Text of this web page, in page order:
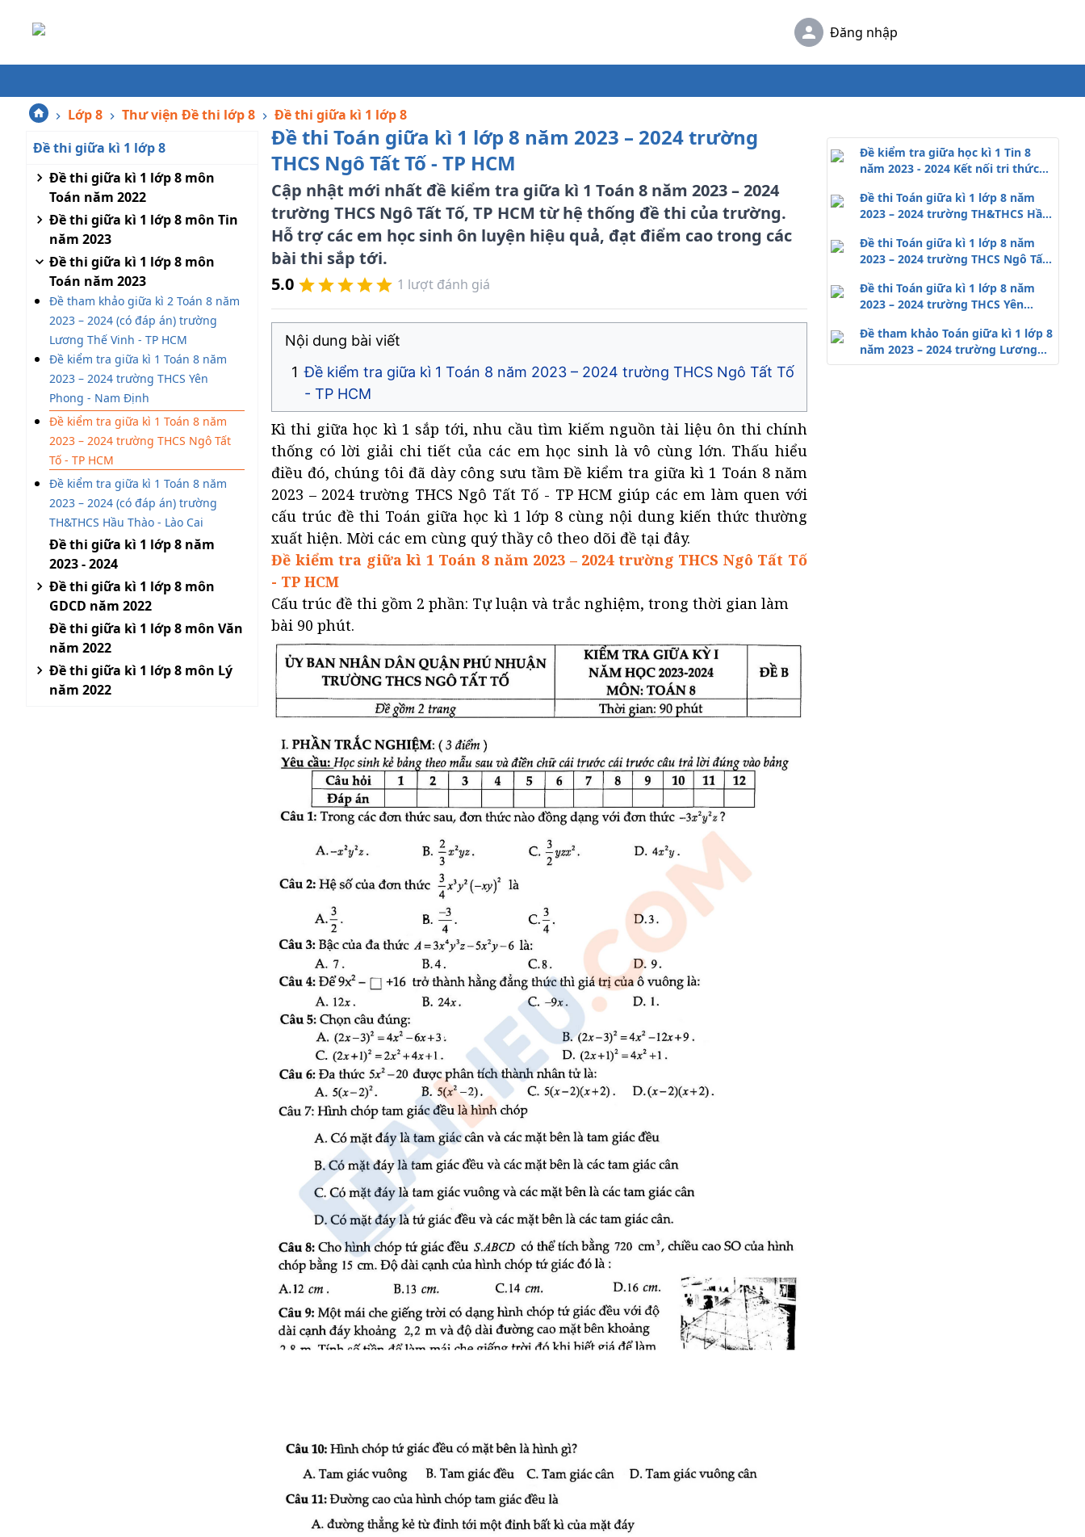
Đăng nhập
Lớp 8 Thư viện Đề thi lớp 8
Đề thi giữa kì 1 lớp 8
Đề thi giữa kì 1 lớp 8
Đề thi giữa kì 1 lớp 8 môn
Toán năm 2022
Đề thi giữa kì 1 lớp 8 môn Tin
năm 2023
Đề thi giữa kì 1 lớp 8 môn
Toán năm 2023
Đề tham khảo giữa kì 2 Toán 8 năm
2023 – 2024 (có đáp án) trường
Lương Thế Vinh - TP HCM
Đề kiểm tra giữa kì 1 Toán 8 năm
2023 – 2024 trường THCS Yên
Phong - Nam Định
Đề kiểm tra giữa kì 1 Toán 8 năm
2023 – 2024 trường THCS Ngô Tất
Tố - TP HCM
Đề kiểm tra giữa kì 1 Toán 8 năm
2023 – 2024 (có đáp án) trường
TH&THCS Hầu Thào - Lào Cai
Đề thi giữa kì 1 lớp 8 năm
2023 - 2024
Đề thi giữa kì 1 lớp 8 môn
GDCD năm 2022
Đề thi giữa kì 1 lớp 8 môn Văn
năm 2022
Đề thi giữa kì 1 lớp 8 môn Lý
năm 2022
Đề thi Toán giữa kì 1 lớp 8 năm 2023 – 2024 trường
THCS Ngô Tất Tố - TP HCM
Cập nhật mới nhất đề kiểm tra giữa kì 1 Toán 8 năm 2023 – 2024
trường THCS Ngô Tất Tố, TP HCM từ hệ thống đề thi của trường.
Hỗ trợ các em học sinh ôn luyện hiệu quả, đạt điểm cao trong các
bài thi sắp tới.
5.0
1 lượt đánh giá
Nội dung bài viết
Đề kiểm tra giữa kì 1 Toán 8 năm 2023 – 2024 trường THCS Ngô Tất Tố
- TP HCM
Kì thi giữa học kì 1 sắp tới, nhu cầu tìm kiếm nguồn tài liệu ôn thi chính
thống có lời giải chi tiết của các em học sinh là vô cùng lớn. Thấu hiểu
điều đó, chúng tôi đã dày công sưu tầm Đề kiểm tra giữa kì 1 Toán 8 năm
2023 – 2024 trường THCS Ngô Tất Tố - TP HCM giúp các em làm quen với
cấu trúc đề thi Toán giữa học kì 1 lớp 8 cùng nội dung kiến thức thường
xuất hiện. Mời các em cùng quý thầy cô theo dõi đề tại đây.
Đề kiểm tra giữa kì 1 Toán 8 năm 2023 – 2024 trường THCS Ngô Tất Tố
- TP HCM
Cấu trúc đề thi gồm 2 phần: Tự luận và trắc nghiệm, trong thời gian làm
bài 90 phút.
Đề kiểm tra giữa học kì 1 Tin 8
năm 2023 - 2024 Kết nối tri thức
Đề thi Toán giữa kì 1 lớp 8 năm
2023 – 2024 trường TH&THCS Hầu
Đề thi Toán giữa kì 1 lớp 8 năm
2023 – 2024 trường THCS Ngô Tất
Đề thi Toán giữa kì 1 lớp 8 năm
2023 – 2024 trường THCS Yên
Đề tham khảo Toán giữa kì 1 lớp 8
năm 2023 – 2024 trường Lương
Thế Vinh - TP HCM (có đáp án)